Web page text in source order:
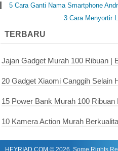
5 Cara Ganti Nama Smartphone
3 Cara Menyortir
TERBARU
Jajan Gadget Murah 100 Ribuan |
20 Gadget Xiaomi Canggih Selain
15 Power Bank Murah 100 Ribuan
10 Kamera Action Murah